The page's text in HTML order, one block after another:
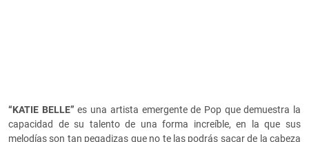
“KATIE BELLE” es una artista emergente de Pop que demuestra la
capacidad de su talento de una forma increíble, en la que sus
melodías son tan pegadizas que no te las podrás sacar de la cabeza